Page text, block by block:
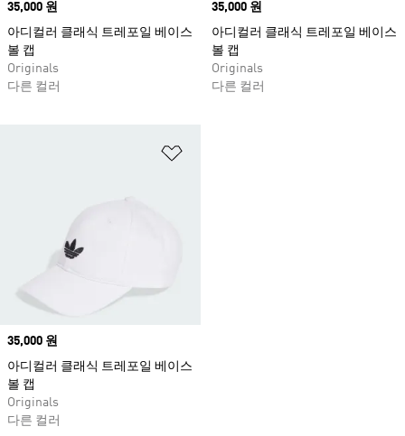
Price
35,000 원
아디컬러 클래식 트레포일 베이스
볼 캡
Originals
다른 컬러
Price
35,000 원
아디컬러 클래식 트레포일 베이스
볼 캡
Originals
다른 컬러
Price
35,000 원
아디컬러 클래식 트레포일 베이스
볼 캡
Originals
다른 컬러